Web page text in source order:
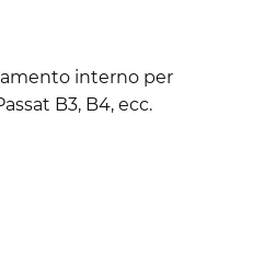
interno per
B3, B4, ecc.